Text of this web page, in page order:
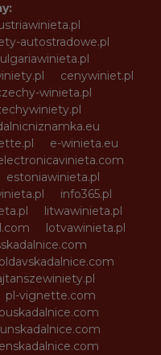
autostradowe.pl
cenywiniet.pl
winieta.pl
e-winieta.eu
estoniawinieta.pl
info365.pl
litwawinieta.pl
lotvawinieta.pl
pl-vignette.com